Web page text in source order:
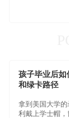
孩子毕业后如
和绿卡路径
拿到美国大学
利戴上学士帽